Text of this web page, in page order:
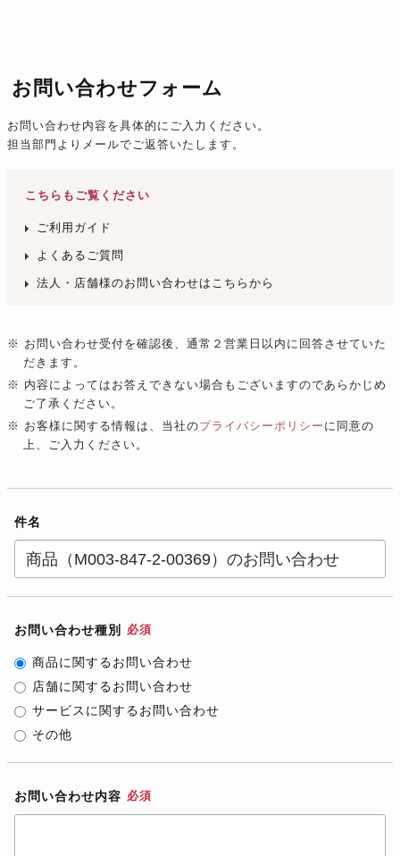
お問い合わせフォーム
お問い合わせ内容を具体的にご入力ください。
担当部門よりメールでご返答いたします。
こちらもご覧ください
ご利用ガイド
よくあるご質問
法人・店舗様のお問い合わせはこちらから
※ お問い合わせ受付を確認後、通常２営業日以内に回答させていた
だきます。
※ 内容によってはお答えできない場合もございますのであらかじめ
ご了承ください。
※ お客様に関する情報は、当社のプライバシーポリシー に同意の
上、ご入力ください。
件名
お問い合わせ種別 必須
商品に関するお問い合わせ
店舗に関するお問い合わせ
サービスに関するお問い合わせ
その他
お問い合わせ内容 必須